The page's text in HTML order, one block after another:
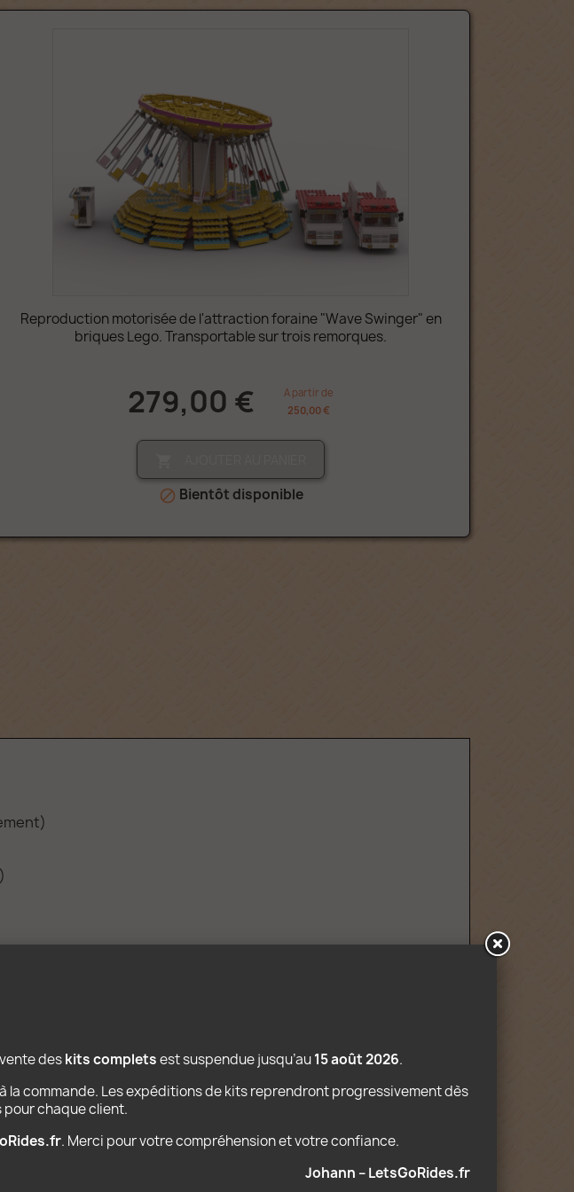
Reproduction motorisée de l'attraction foraine "Wave Swinger" en
briques Lego. Transportable sur trois remorques.
279,00 €
A partir de
250,00 €
 Bientôt disponible
des kits complets est suspendue jusqu’au 15 août 2026.
la commande. Les expéditions de kits reprendront progressivement dès
pour chaque client.
. Merci pour votre compréhension et votre confiance.
Johann – LetsGoRides.fr